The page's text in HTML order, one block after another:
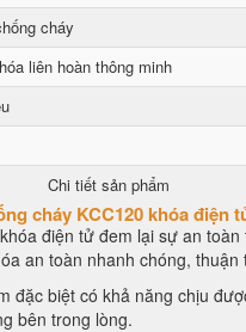
cháy
liên hoàn thông minh
Chi tiết sản phẩm
cháy KCC120 khóa điện
điện tử đem lại sự an
an toàn nhanh chóng, thuận
đặc biệt có khả năng chịu
bên trong lòng.